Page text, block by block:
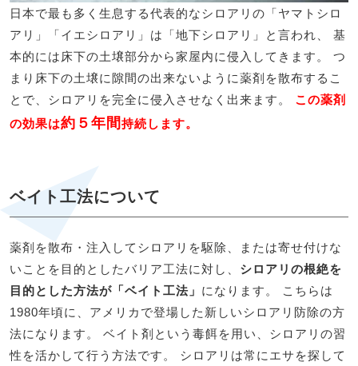
日本で最も多く生息する代表的なシロアリの「ヤマトシロ
アリ」「イエシロアリ」は「地下シロアリ」と言われ、 基
本的には床下の土壌部分から家屋内に侵入してきます。 つ
まり床下の土壌に隙間の出来ないように薬剤を散布するこ
とで、シロアリを完全に侵入させなく出来ます。 この薬剤
の効果は約５年間持続します。
ベイト工法について
薬剤を散布・注入してシロアリを駆除、または寄せ付けな
いことを目的としたバリア工法に対し、 シロアリの根絶を
目的とした方法が「ベイト工法」 になります。 こちらは
1980年頃に、アメリカで登場した新しいシロアリ防除の方
法になります。 ベイト剤という毒餌を用い、シロアリの習
性を活かして行う方法です。 シロアリは常にエサを探して